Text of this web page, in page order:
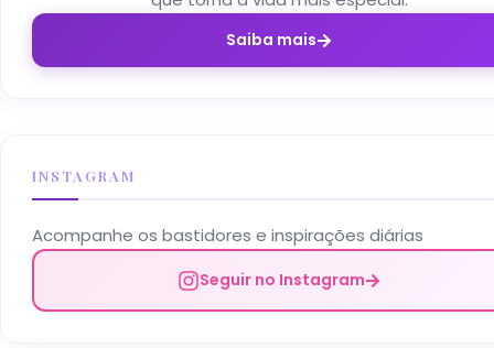
Saiba mais
INSTAGRAM
Acompanhe os bastidores e inspirações diárias
Seguir no Instagram